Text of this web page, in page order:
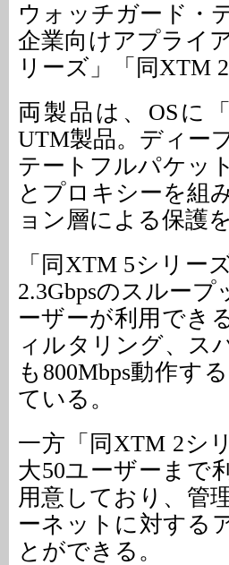
ウォッチガード・
企業向けアプライ
リーズ」「同XTM
両製品は、OSに
UTM製品。ディー
テートフルパケッ
とプロキシーを組
ョン層による保護
「同XTM 5シリー
2.3Gbpsのスルー
ーザーが利用でき
ィルタリング、ス
も800Mbps動作す
ている。
一方「同XTM 2シ
大50ユーザーまで
用意しており、管
ーネットに対する
とができる。